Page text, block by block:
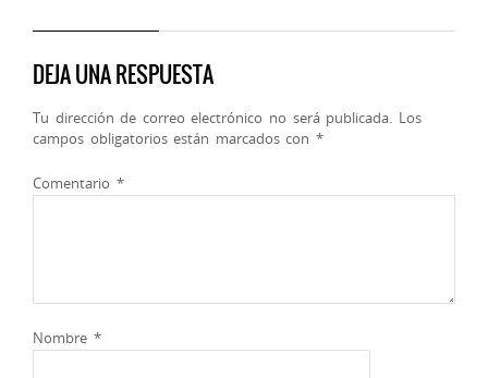
DEJA UNA RESPUESTA
Tu dirección de correo electrónico no será publicada. Los
campos obligatorios están marcados con *
Comentario *
Nombre *